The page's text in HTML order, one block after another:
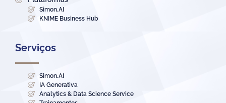
Simon.AI
KNIME Business Hub
Serviços
Simon.AI
IA Generativa
Analytics & Data Science Service